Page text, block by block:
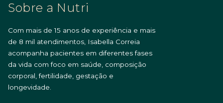
Sobre a Nutri
Com mais de 15 anos de experiência e mais
de 8 mil atendimentos, Isabella Correia
acompanha pacientes em diferentes fases
da vida com foco em saúde, composição
corporal, fertilidade, gestação e
longevidade.